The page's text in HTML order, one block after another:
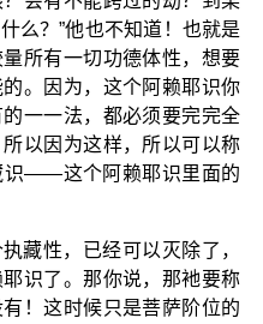
么？”他也不知道！也就是
所有一切功德体性，想要
。因为，这个阿赖耶识你
一一法，都必须要完完全
以因为这样，所以可以称
识——这个阿赖耶识里面的
藏性，已经可以灭除了，
识了。那你说，那衪要称
！这时候只是菩萨阶位的